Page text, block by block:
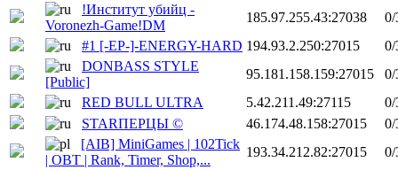
!Институт убийц -
Voronezh-Game!DM
185.97.255.43:27038
0/
#1 [-EP-]-ENERGY-HARD 194.93.2.250:27015
0/
DONBASS STYLE
[Public]
95.181.158.159:27015
0/
RED BULL ULTRA
5.42.211.49:27115
0/
STARПЕРЦЫ ©
46.174.48.158:27015
0/
[AIB] MiniGames | 102Tick
| OBT | Rank, Timer, Shop,...
193.34.212.82:27015
0/